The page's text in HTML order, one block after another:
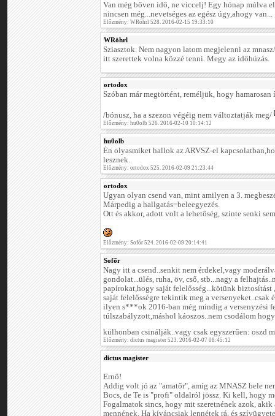
Van még bőven idő, ne viccelj! Egy hónap múlva
nincsen még...nevetséges az egész úgy,ahogy van...
Előzmény: WRöhrl 528. 2016-02-15 19:33:10
WRöhrl
Sziasztok. Nem nagyon latom megjelenni az
itt szerettek volna közzé tenni. Megy az időhúzás.
ortodox
Szóban már megtörtént, reméljük, hogy
/bónusz, ha a szezon végéig nem változtatják meg/
Előzmény: hu0olb 526. 2016-02-10 10:14:12
hu0olb
Én olyasmiket hallok az ARVSZ-el
lesznek.
Előzmény: ortodox 525. 2016-02-09 21:23:44
ortodox
Ugyan olyan csend van, mint amilyen a 3.
Márpedig a hallgatás=beleegyezés.
Ott és akkor, adott volt a lehetőség, szinte senki
Előzmény: Sofőr 524. 2016-02-09 20:14:41
Sofőr
Nagy itt a csend..senkit nem érdekel,vagy
gondolat...ülés, ruha, öv, cső, stb...nagy a
papírokat,hogy saját felelősség...kötünk biztosítást
saját felelősségre tekintik meg a
ilyen s***ok 2016-ban még mindig a versenyzési
túlszabályzott,máshol káoszos..nem csodálom
külhonban csinálják..vagy csak egyszerűen: oszd
Előzmény: dictus magister 523. 2016-02-07 08:45:12
dictus magister
Ernő!
Addig volt jó az "amatőr", amíg az MNASZ bele
Bocs, de Te is "profi" oldalról jössz. Ki kell, hogy
Fogalmatok sincs, hogy mit szeretnének azok, akik
mennének. Ha kíváncsiak lennétek rá, és